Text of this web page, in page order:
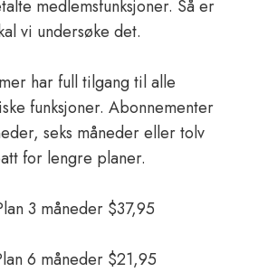
medlemsfunksjoner. Så er
vi undersøke det.
har full tilgang til alle
funksjoner. Abonnementer
seks måneder eller tolv
for lengre planer.
3 måneder $37,95
6 måneder $21,95